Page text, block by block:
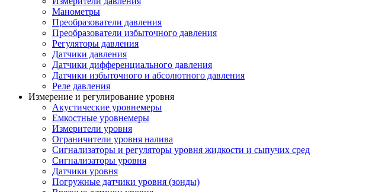
Манометры
Преобразователи давления
Преобразователи избыточного давления
Регуляторы давления
Датчики давления
Датчики дифференциального давления
Датчики избыточного и абсолютного давления
Реле давления
Измерение и регулирование уровня
Акустические уровнемеры
Емкостные уровнемеры
Измерители уровня
Ограничители уровня налива
Сигнализаторы и регуляторы уровня жидкости и сыпучих сред
Сигнализаторы уровня
Датчики уровня
Погружные датчики уровня (зонды)